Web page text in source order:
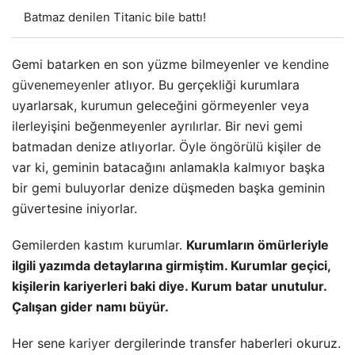
Batmaz denilen Titanic bile battı!
Gemi batarken en son yüzme bilmeyenler ve kendine
güvenemeyenler atlıyor. Bu gerçekliği kurumlara
uyarlarsak, kurumun geleceğini görmeyenler veya
ilerleyişini beğenmeyenler ayrılırlar. Bir nevi gemi
batmadan denize atlıyorlar. Öyle öngörülü kişiler de
var ki, geminin batacağını anlamakla kalmıyor başka
bir gemi buluyorlar denize düşmeden başka geminin
güvertesine iniyorlar.
Gemilerden kastım kurumlar. Kurumların ömürleriyle
ilgili yazımda detaylarına girmiştim. Kurumlar geçici,
kişilerin kariyerleri baki diye. Kurum batar unutulur.
Çalışan gider namı büyür.
Her sene kariyer dergilerinde transfer haberleri okuruz.